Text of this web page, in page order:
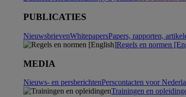
PUBLICATIES
NieuwsbrievenWhitepapersPapers, rapporten,
Regels en normen
MEDIA
Nieuws- en persberichtenPerscontacten voor
Trainingen en